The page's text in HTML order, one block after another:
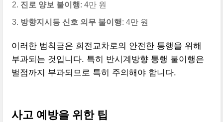
진로 양보 불이행: 4만 원
방향지시등 신호 의무 불이행: 4만 원
이러한 범칙금은 회전교차로의 안전한 통행을 위해
부과되는 것입니다. 특히 반시계방향 통행 불이행은
벌점까지 부과되므로 특히 주의해야 합니다.
사고 예방을 위한 팁